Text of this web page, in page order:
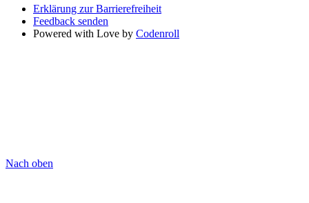
Erklärung zur Barrierefreiheit
Feedback senden
Powered with Love by Codenroll
Nach oben